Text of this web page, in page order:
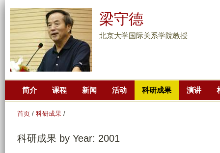
主
梁守德
北京大学国际关系学院教授
简介 课程 新闻 活动 科研成果 演讲
首页 / 科研成果 /
科研成果 by Year: 2001